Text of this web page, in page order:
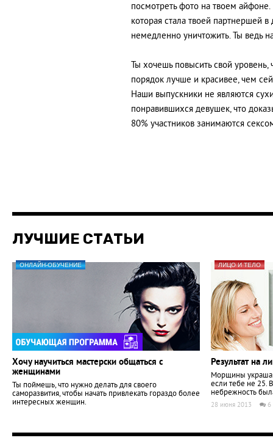
посмотреть фото на твоем
которая стала твоей партнершей
немедленно уничтожить. Ты ведь
Ты хочешь повысить свой
порядок лучше и красивее, чем
Наши выпускники не являются
понравившихся девушек, что
80% участников занимаются
ЛУЧШИЕ СТАТЬИ
ОНЛАЙН-ОБУЧЕНИЕ
Хочу научиться мастерски общаться с
женщинами
Ты поймешь, что нужно делать для своего
саморазвития, чтобы начать привлекать гораздо более
интересных женщин.
ЛИЦО И ТЕЛО
Результат на
Морщины
если тебе не 25.
небрежность
28 июня 2013 6